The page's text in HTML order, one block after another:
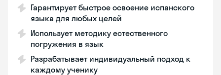
Гарантирует быстрое освоение испанского
языка для любых целей
Использует методику естественного
погружения в язык
Разрабатывает индивидуальный подход к
каждому ученику